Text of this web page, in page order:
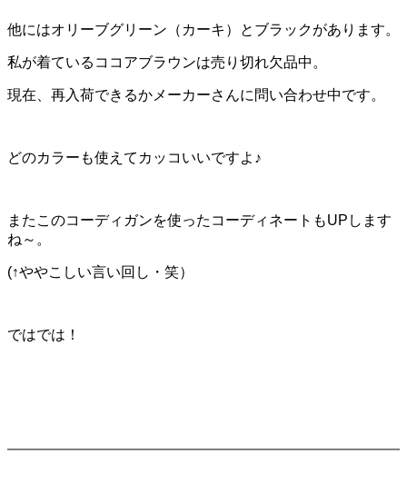
他にはオリーブグリーン（カーキ）とブラックがあります。
私が着ているココアブラウンは売り切れ欠品中。
現在、再入荷できるかメーカーさんに問い合わせ中です。
どのカラーも使えてカッコいいですよ♪
またこのコーディガンを使ったコーディネートもUPします
ね～。
(↑ややこしい言い回し・笑）
ではでは！